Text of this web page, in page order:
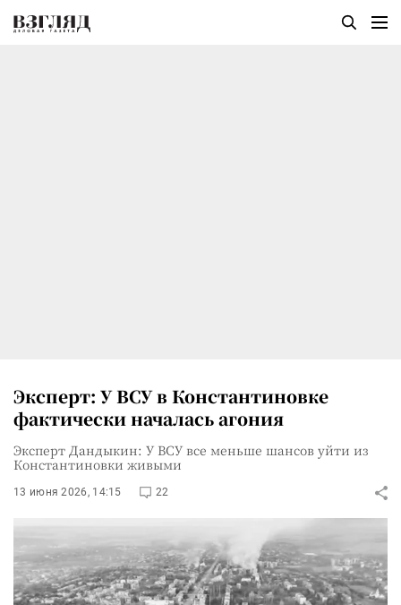
Эксперт: У ВСУ в Константиновке
фактически началась агония
Эксперт Дандыкин: У ВСУ все меньше шансов уйти из
Константиновки живыми
13 июня 2026, 14:15 22